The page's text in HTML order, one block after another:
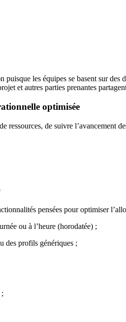
puisque les équipes se basent sur
et autres parties prenantes
optimisée
ressources, de suivre l’avancement
pensées pour optimiser
ou à l’heure (horodatée) ;
des profils génériques ;
;